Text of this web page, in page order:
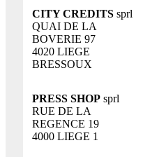
CITY CREDITS sprl
QUAI DE LA
BOVERIE 97
4020 LIEGE
BRESSOUX
PRESS SHOP sprl
RUE DE LA
REGENCE 19
4000 LIEGE 1